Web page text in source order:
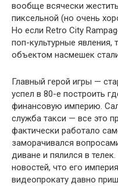
вообще всячески
пиксельной (но очень
Но если Retro City
поп-культурные явления,
объектом насмешек
Главный герой игры —
успел в 80-е построить
финансовую империю.
служба такси — все это
фактически работало
заморачивался
диване и пялился в
новостей, что его
видеопрокату давно